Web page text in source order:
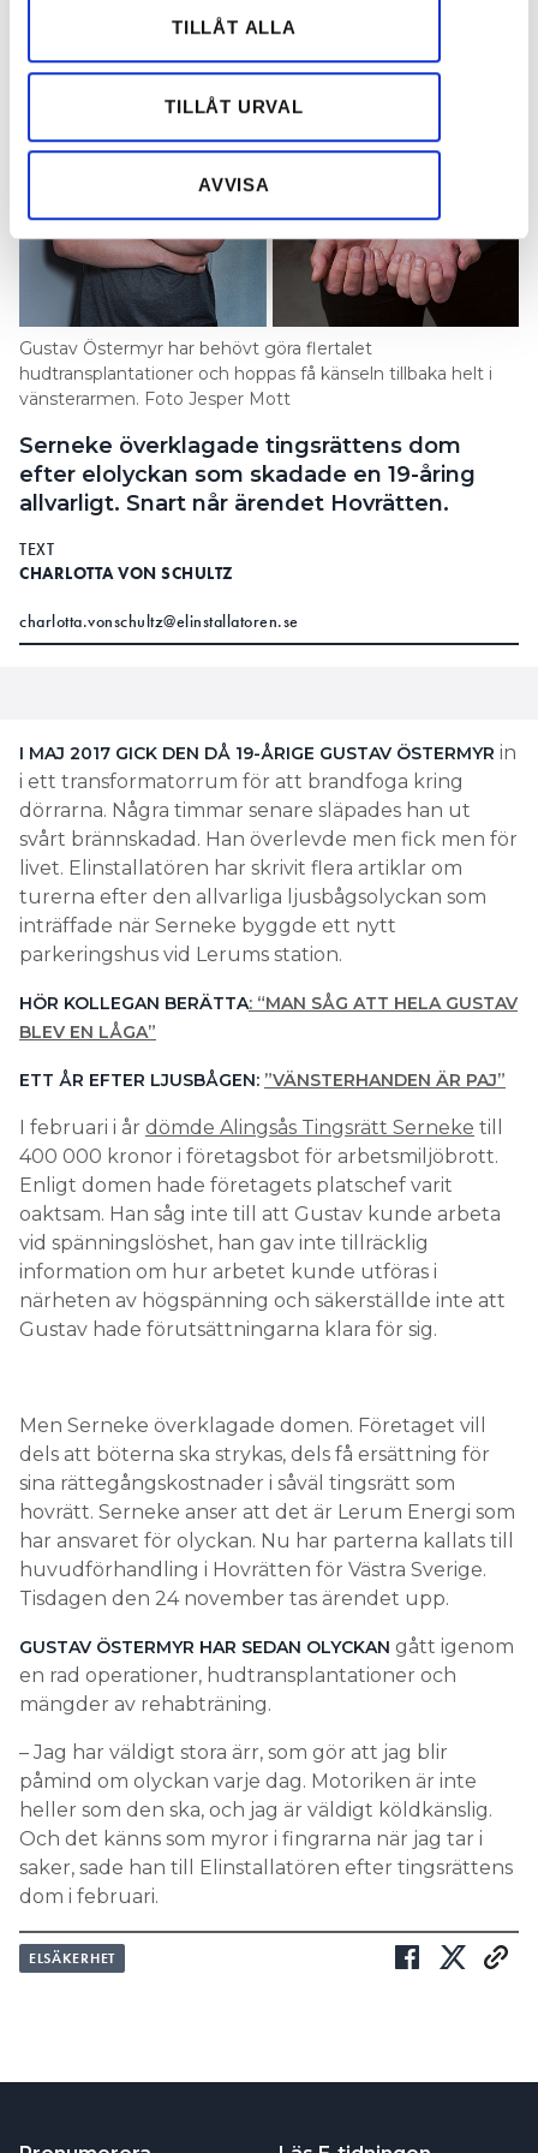
vidarebefordrar även sådana identifierare och annan
annons- och analysföretag som vi samarbetar med.
Dessa kan i sin tur kombinera informationen med annan
samlat in när du har använt deras tjänster.
TILLÅT ALLA
TILLÅT URVAL
AVVISA
Gustav Östermyr har behövt göra flertalet
hudtransplantationer och hoppas få känseln tillbaka helt i
vänsterarmen. Foto Jesper Mott
Serneke överklagade tingsrättens dom
efter elolyckan som skadade en 19-åring
allvarligt. Snart når ärendet Hovrätten.
TEXT
CHARLOTTA VON SCHULTZ
charlotta.vonschultz@elinstallatoren.se
I MAJ 2017 GICK DEN DÅ 19-ÅRIGE GUSTAV ÖSTERMYR in
i ett transformatorrum för att brandfoga kring
dörrarna. Några timmar senare släpades han ut
svårt brännskadad. Han överlevde men fick men för
livet. Elinstallatören har skrivit flera artiklar om
turerna efter den allvarliga ljusbågsolyckan som
inträffade när Serneke byggde ett nytt
parkeringshus vid Lerums station.
HÖR KOLLEGAN BERÄTTA: “MAN SÅG ATT HELA GUSTAV
BLEV EN LÅGA”
ETT ÅR EFTER LJUSBÅGEN: ”VÄNSTERHANDEN ÄR PAJ”
I februari i år dömde Alingsås Tingsrätt Serneke till
400 000 kronor i företagsbot för arbetsmiljöbrott.
Enligt domen hade företagets platschef varit
oaktsam. Han såg inte till att Gustav kunde arbeta
vid spänningslöshet, han gav inte tillräcklig
information om hur arbetet kunde utföras i
närheten av högspänning och säkerställde inte att
Gustav hade förutsättningarna klara för sig.
Men Serneke överklagade domen. Företaget vill
dels att böterna ska strykas, dels få ersättning för
sina rättegångskostnader i såväl tingsrätt som
hovrätt. Serneke anser att det är Lerum Energi som
har ansvaret för olyckan. Nu har parterna kallats till
huvudförhandling i Hovrätten för Västra Sverige.
Tisdagen den 24 november tas ärendet upp.
GUSTAV ÖSTERMYR HAR SEDAN OLYCKAN gått igenom
en rad operationer, hudtransplantationer och
mängder av rehabträning.
– Jag har väldigt stora ärr, som gör att jag blir
påmind om olyckan varje dag. Motoriken är inte
heller som den ska, och jag är väldigt köldkänslig.
Och det känns som myror i fingrarna när jag tar i
saker, sade han till Elinstallatören efter tingsrättens
dom i februari.
ELSÄKERHET